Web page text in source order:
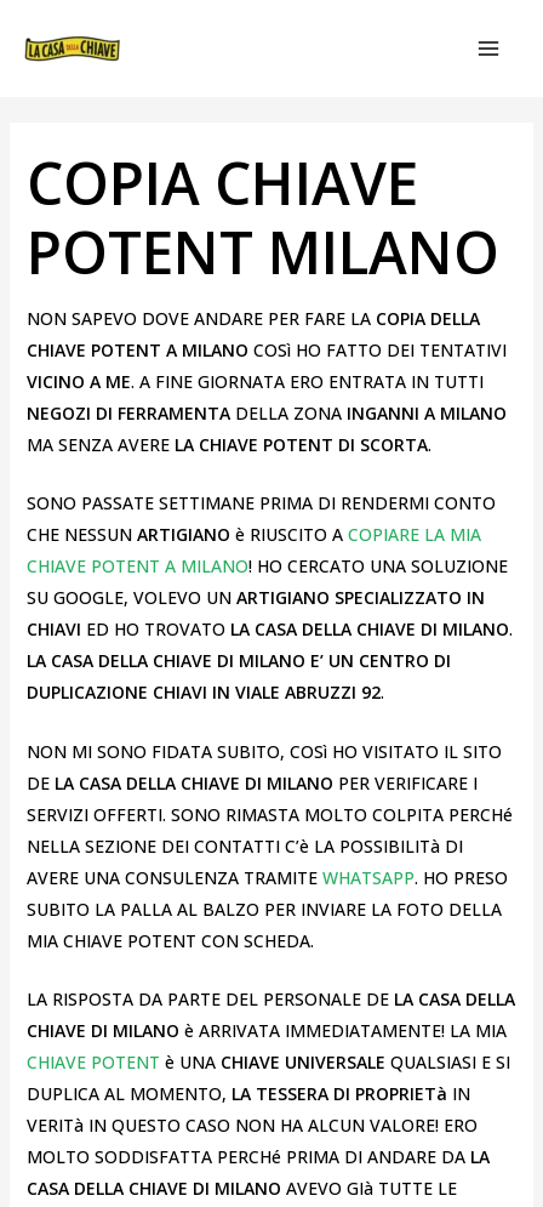
COPIA CHIAVE
POTENT MILANO
NON SAPEVO DOVE ANDARE PER FARE LA COPIA DELLA
CHIAVE POTENT A MILANO COSì HO FATTO DEI TENTATIVI
VICINO A ME. A FINE GIORNATA ERO ENTRATA IN TUTTI
NEGOZI DI FERRAMENTADELLA ZONA INGANNI A MILANO
MA SENZA AVERE LA CHIAVE POTENT DI SCORTA.
SONO PASSATE SETTIMANE PRIMA DI RENDERMI CONTO
CHE NESSUN ARTIGIANO è RIUSCITO A COPIARE LA MIA
CHIAVE POTENT A MILANO! HO CERCATO UNA SOLUZIONE
SU GOOGLE, VOLEVO UN ARTIGIANO SPECIALIZZATO IN
CHIAVI ED HO TROVATO LA CASA DELLA CHIAVE DI MILANO.
LA CASA DELLA CHIAVE DI MILANO E’ UN CENTRO DI
DUPLICAZIONE CHIAVI IN VIALE ABRUZZI 92.
NON MI SONO FIDATA SUBITO, COSì HO VISITATO IL SITO
DE LA CASA DELLA CHIAVE DI MILANO PER VERIFICARE I
SERVIZI OFFERTI. SONO RIMASTA MOLTO COLPITA PERCHé
NELLA SEZIONE DEI CONTATTI C’è LA POSSIBILITà DI
AVERE UNA CONSULENZA TRAMITE WHATSAPP. HO PRESO
SUBITO LA PALLA AL BALZO PER INVIARE LA FOTO DELLA
MIA CHIAVE POTENT CON SCHEDA.
LA RISPOSTA DA PARTE DEL PERSONALE DE LA CASA DELLA
CHIAVE DI MILANO è ARRIVATA IMMEDIATAMENTE! LA MIA
CHIAVE POTENT è UNA CHIAVE UNIVERSALE QUALSIASI E SI
DUPLICA AL MOMENTO, LA TESSERA DI PROPRIETà IN
VERITà IN QUESTO CASO NON HA ALCUN VALORE! ERO
MOLTO SODDISFATTA PERCHé PRIMA DI ANDARE DALA
CASA DELLA CHIAVE DI MILANO AVEVO GIà TUTTE LE
ARTICOLI